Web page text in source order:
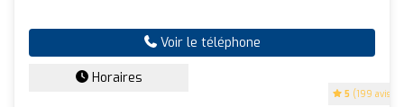
5 (199 avis)
Voir le téléphone
Horaires